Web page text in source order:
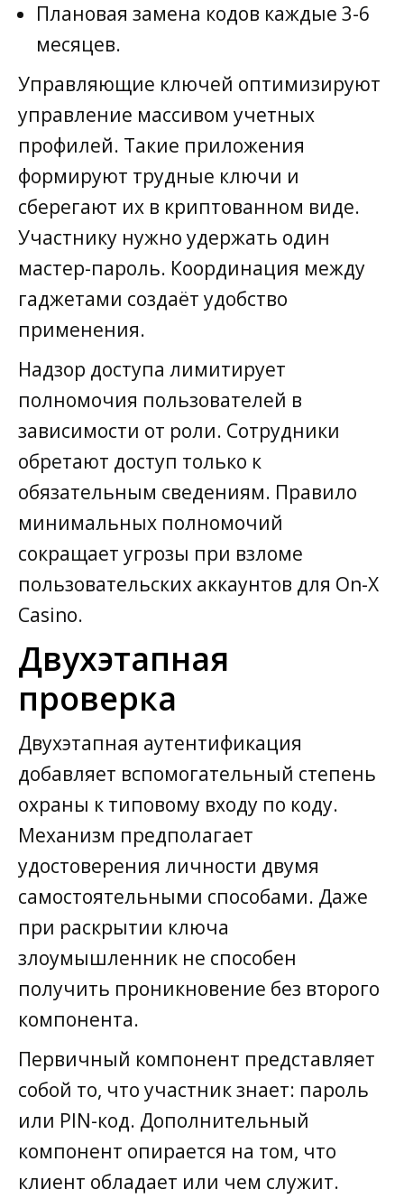
Плановая замена кодов каждые 3-6
месяцев.
Управляющие ключей оптимизируют
управление массивом учетных
профилей. Такие приложения
формируют трудные ключи и
сберегают их в криптованном виде.
Участнику нужно удержать один
мастер-пароль. Координация между
гаджетами создаёт удобство
применения.
Надзор доступа лимитирует
полномочия пользователей в
зависимости от роли. Сотрудники
обретают доступ только к
обязательным сведениям. Правило
минимальных полномочий
сокращает угрозы при взломе
пользовательских аккаунтов для On-X
Casino.
Двухэтапная
проверка
Двухэтапная аутентификация
добавляет вспомогательный степень
охраны к типовому входу по коду.
Механизм предполагает
удостоверения личности двумя
самостоятельными способами. Даже
при раскрытии ключа
злоумышленник не способен
получить проникновение без второго
компонента.
Первичный компонент представляет
собой то, что участник знает: пароль
или PIN-код. Дополнительный
компонент опирается на том, что
клиент обладает или чем служит.